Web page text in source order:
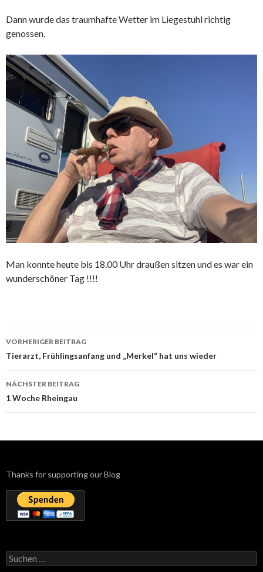
Dann wurde das traumhafte Wetter im Liegestuhl richtig
genossen.
Man konnte heute bis 18.00 Uhr draußen sitzen und es war ein
wunderschöner Tag !!!!
Beitrags-
Navigation
VORHERIGER BEITRAG
Tierarzt, Frühlingsanfang und „Merkel“ hat uns wieder
NÄCHSTER BEITRAG
1 Woche Rheingau
Thanks for supporting our Blog
Suchen
nach: